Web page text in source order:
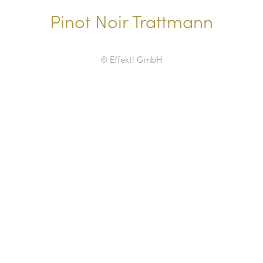
Pinot Noir Trattmann
© Effekt! GmbH